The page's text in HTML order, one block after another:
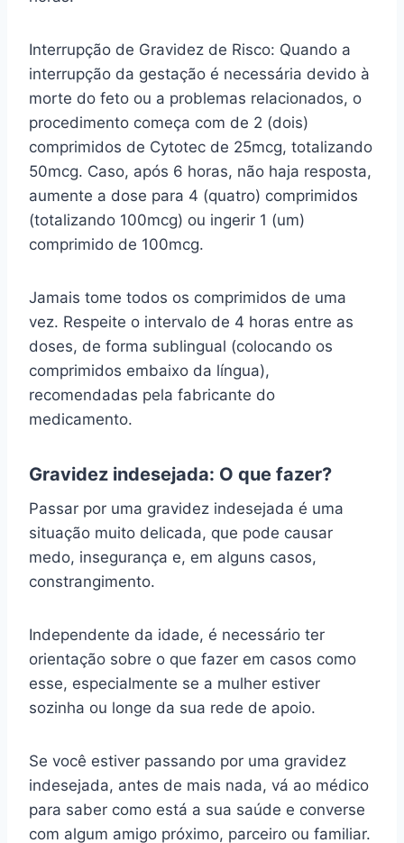
Interrupção de Gravidez de Risco: Quando a
interrupção da gestação é necessária devido à
morte do feto ou a problemas relacionados, o
procedimento começa com de 2 (dois)
comprimidos de Cytotec de 25mcg, totalizando
50mcg. Caso, após 6 horas, não haja resposta,
aumente a dose para 4 (quatro) comprimidos
(totalizando 100mcg) ou ingerir 1 (um)
comprimido de 100mcg.
Jamais tome todos os comprimidos de uma
vez. Respeite o intervalo de 4 horas entre as
doses, de forma sublingual (colocando os
comprimidos embaixo da língua),
recomendadas pela fabricante do
medicamento.
Gravidez indesejada: O que fazer?
Passar por uma gravidez indesejada é uma
situação muito delicada, que pode causar
medo, insegurança e, em alguns casos,
constrangimento.
Independente da idade, é necessário ter
orientação sobre o que fazer em casos como
esse, especialmente se a mulher estiver
sozinha ou longe da sua rede de apoio.
Se você estiver passando por uma gravidez
indesejada, antes de mais nada, vá ao médico
para saber como está a sua saúde e converse
com algum amigo próximo, parceiro ou familiar.